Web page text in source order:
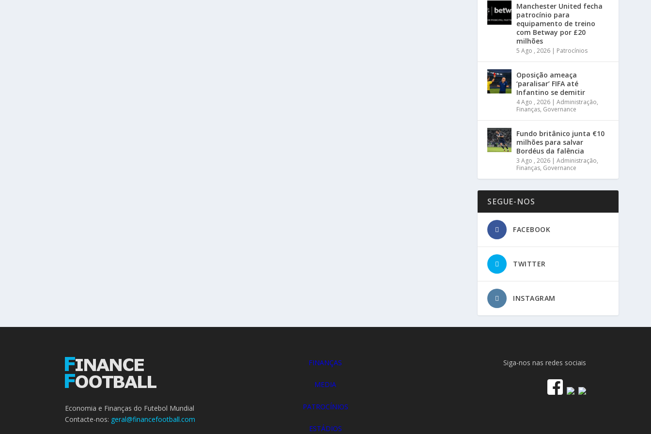
Manchester United fecha
patrocínio para
equipamento de treino
com Betway por £20
milhões
5 Ago , 2026 | Patrocínios
Oposição ameaça
‘paralisar’ FIFA até
Infantino se demitir
4 Ago , 2026 |Administração,
Finanças, Governance
Fundo britânico junta €10
milhões para salvar
Bordéus da falência
3 Ago , 2026 |Administração,
Finanças, Governance
SEGUE-NOS
FACEBOOK
TWITTER
INSTAGRAM
Economia e Finanças do Futebol Mundial
Contacte-nos: geral@financefootball.com
FINANÇAS
MEDIA
PATROCÍNIOS
ESTÁDIOS
Siga-nos nas redes sociais